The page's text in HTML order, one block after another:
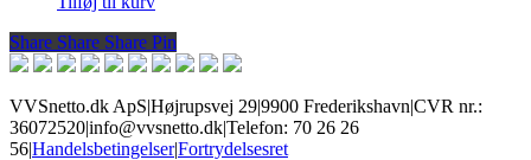
Share
Share Share Share Pin
VVSnetto.dk ApS|Højrupsvej 29|9900 Frederikshavn|CVR nr.:
36072520|info@vvsnetto.dk|Telefon: 70 26 26
56|Handelsbetingelser|Fortrydelsesret